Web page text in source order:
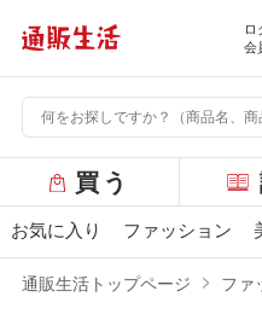
ロ
会
ー
バ
買う
お気に入り ファッション
通販生活トップページ ファ